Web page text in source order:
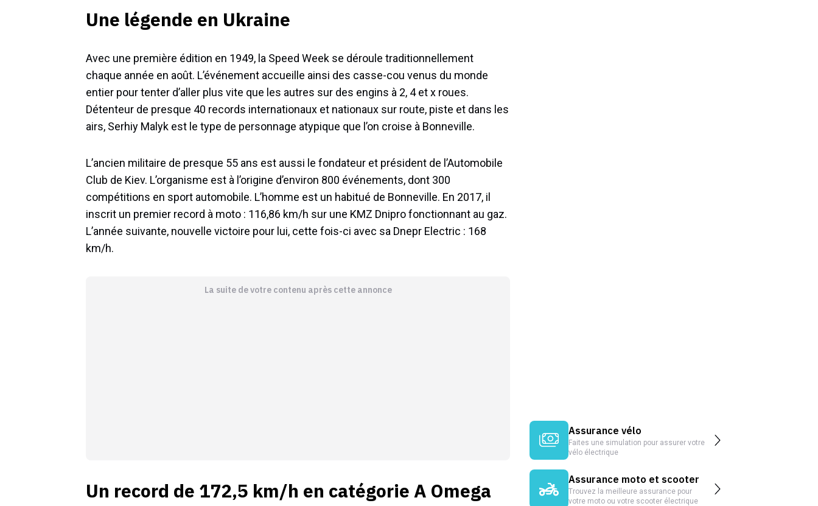
Une légende en Ukraine
Avec une première édition en 1949, la Speed Week se déroule traditionnellement
chaque année en août. L’événement accueille ainsi des casse-cou venus du monde
entier pour tenter d’aller plus vite que les autres sur des engins à 2, 4 et x roues.
Détenteur de presque 40 records internationaux et nationaux sur route, piste et dans les
airs, Serhiy Malyk est le type de personnage atypique que l’on croise à Bonneville.
L’ancien militaire de presque 55 ans est aussi le fondateur et président de l’Automobile
Club de Kiev. L’organisme est à l’origine d’environ 800 événements, dont 300
compétitions en sport automobile. L’homme est un habitué de Bonneville. En 2017, il
inscrit un premier record à moto : 116,86 km/h sur une KMZ Dnipro fonctionnant au gaz.
L’année suivante, nouvelle victoire pour lui, cette fois-ci avec sa Dnepr Electric : 168
km/h.
La suite de votre contenu après cette annonce
Un record de 172,5 km/h en catégorie A Omega
Assurance vélo
Faites une simulation pour assurer votre
vélo électrique
Assurance moto et scooter
Trouvez la meilleure assurance pour
votre moto ou votre scooter électrique